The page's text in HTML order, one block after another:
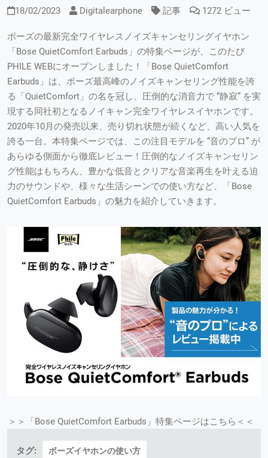
18/02/2023 Digitalearphone 記事 1272 ビュー
ボーズの最新完全ワイヤレスノイズキャンセリングイヤホン
「Bose QuietComfort Earbuds」の特集ページが、このたび
PHILE WEBにオープンしました！「Bose QuietComfort
Earbuds」は、ボーズ最高峰のノイズキャンセリング性能を誇
る「QuietComfort」の名を冠し、圧倒的な消音力で “静寂” を実
現する同社初となるノイキャン完全ワイヤレスイヤホンです。
2020年10月の発売以来、売り切れ状態が続くなど、高い人気を
誇る一台。本特集ページでは、この注目モデルを “音のプロ” が
あらゆる側面から徹底レビュー！圧倒的なノイズキャンセリン
グ性能はもちろん、豊かな低音とクリアな音楽再生を叶える迫
力のサウンドや、様々な生活シーンでの使い方など、「Bose
QuietComfort Earbuds」の魅力を紹介していきます。
＞＞「Bose QuietComfort Earbuds」特集ページはこちら＜＜
タグ: ボーズイヤホンの使い方